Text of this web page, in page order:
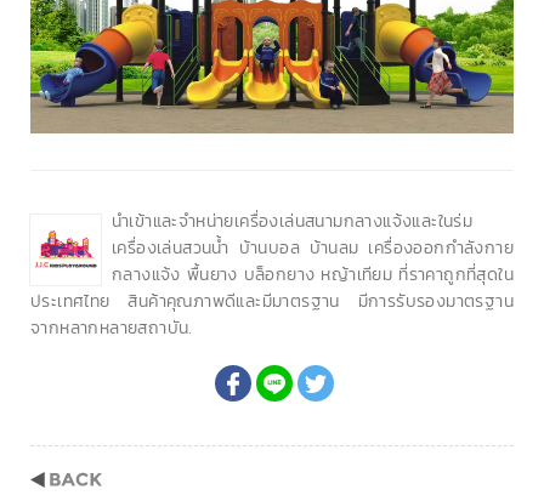
นำเข้าและจำหน่ายเครื่องเล่นสนามกลางแจ้งและในร่ม
เครื่องเล่นสวนน้ำ บ้านบอล บ้านลม เครื่องออกกำลังกาย
กลางแจ้ง พื้นยาง บล็อกยาง หญ้าเทียม ที่ราคาถูกที่สุดใน
ประเทศไทย สินค้าคุณภาพดีและมีมาตรฐาน มีการรับรองมาตรฐาน
จากหลากหลายสถาบัน.